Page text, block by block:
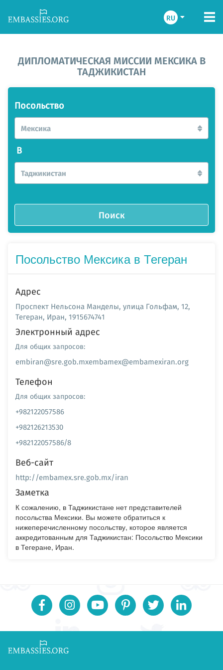
RU
ДИПЛОМАТИЧЕСКАЯ МИССИИ МЕКСИКА В
ТАДЖИКИСТАН
Посольство
Мексика
В
Таджикистан
Поиск
Посольство Мексика в Тегеран
Адрес
Проспект Нельсона Манделы, улица Гольфам, 12,
Тегеран, Иран, 1915674741
Электронный адрес
Для общих запросов:
embiran@sre.gob.mxembamex@embamexiran.org
Телефон
Для общих запросов:
+982122057586
+982126213530
+982122057586/8
Веб-сайт
http://embamex.sre.gob.mx/iran
Заметка
К сожалению, в Таджикистане нет представителей
посольства Мексики. Вы можете обратиться к
нижеперечисленному посольству, которое является
аккредитованным для Таджикистан: Посольство Мексики
в Тегеране, Иран.